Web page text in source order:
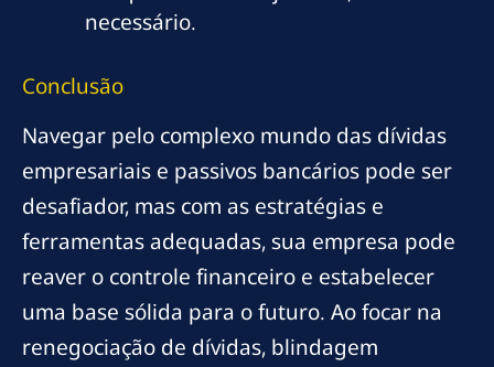
necessário.
Conclusão
Navegar pelo complexo mundo das dívidas
empresariais e passivos bancários pode ser
desafiador, mas com as estratégias e
ferramentas adequadas, sua empresa pode
reaver o controle financeiro e estabelecer
uma base sólida para o futuro. Ao focar na
renegociação de dívidas, blindagem